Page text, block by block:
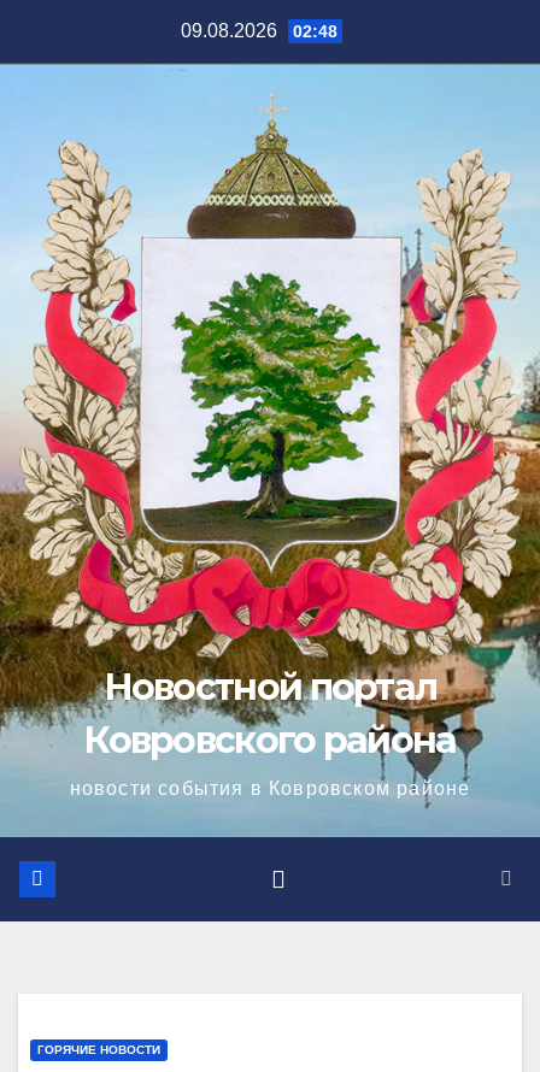
09.08.2026 02:48
Новостной портал
Ковровского района
новости события в Ковровском районе
ГОРЯЧИЕ НОВОСТИ